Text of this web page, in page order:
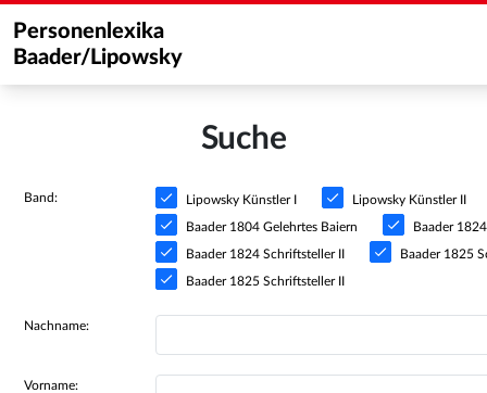
Personenlexika
Baader/Lipowsky
Suche
Band: Lipowsky Künstler I Lipowsky Künstler II
Baader 1804 Gelehrtes Baiern Baader
Baader 1824 Schriftsteller II Baader 1825
Baader 1825 Schriftsteller II
Nachname:
Vorname: